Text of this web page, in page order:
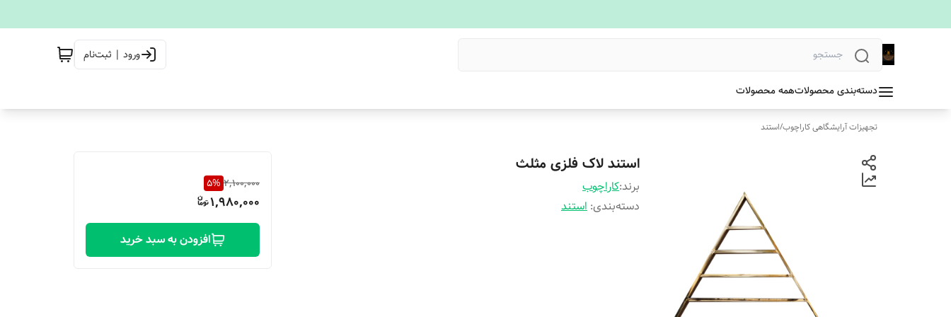
ورود | ثبت‌نام
دسته‌بندی محصولاتهمه محصولات
تجهیزات آرایشگاهی کاراچوب/استند
استند لاک فلزی مثلث
برند:کاراچوب
دسته‌بندی: استند
2,100,000
5%
1,980,000
افزودن به سبد خرید